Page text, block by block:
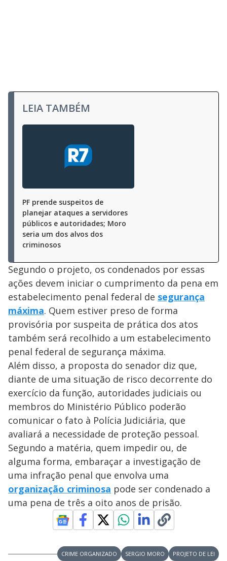
LEIA TAMBÉM
PF prende suspeitos de
planejar ataques a servidores
públicos e autoridades; Moro
seria um dos alvos dos
criminosos
Segundo o projeto, os condenados por essas
ações devem iniciar o cumprimento da pena em
estabelecimento penal federal de segurança
máxima. Quem estiver preso de forma
provisória por suspeita de prática dos atos
também será recolhido a um estabelecimento
penal federal de segurança máxima.
Além disso, a proposta do senador diz que,
diante de uma situação de risco decorrente do
exercício da função, autoridades judiciais ou
membros do Ministério Público poderão
comunicar o fato à Polícia Judiciária, que
avaliará a necessidade de proteção pessoal.
Segundo a matéria, quem impedir ou, de
alguma forma, embaraçar a investigação de
uma infração penal que envolva uma
organização criminosa pode ser condenado a
uma pena de três a oito anos de prisão.
CRIME ORGANIZADO SERGIO MORO
PROJETO DE LEI